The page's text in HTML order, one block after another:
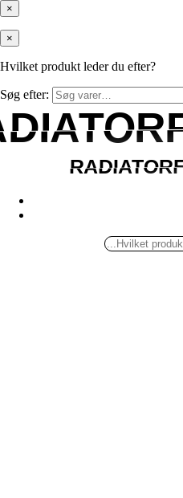
×
×
Hvilket produkt leder du efter?
Søg efter: